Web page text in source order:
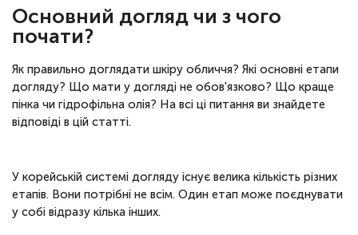
Основний догляд чи з чого
почати?
Як правильно доглядати шкіру обличчя? Які основні етапи
догляду? Що мати у догляді не обов'язково? Що краще
пінка чи гідрофільна олія? На всі ці питання ви знайдете
відповіді в цій статті.
У корейській системі догляду існує велика кількість різних
етапів. Вони потрібні не всім. Один етап може поєднувати
у собі відразу кілька інших.